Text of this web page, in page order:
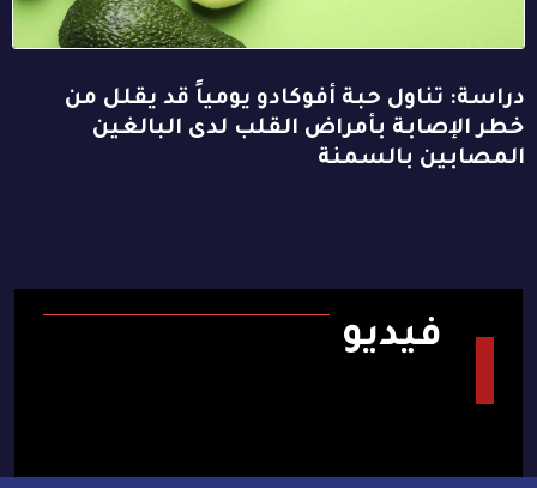
دراسة: تناول حبة أفوكادو يومياً قد يقلل من
خطر الإصابة بأمراض القلب لدى البالغين
المصابين بالسمنة
فيديو